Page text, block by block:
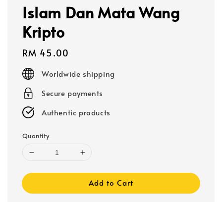
Islam Dan Mata Wang
Kripto
Regular
price
RM 45.00
Worldwide shipping
Secure payments
Authentic products
Quantity
Add to Cart